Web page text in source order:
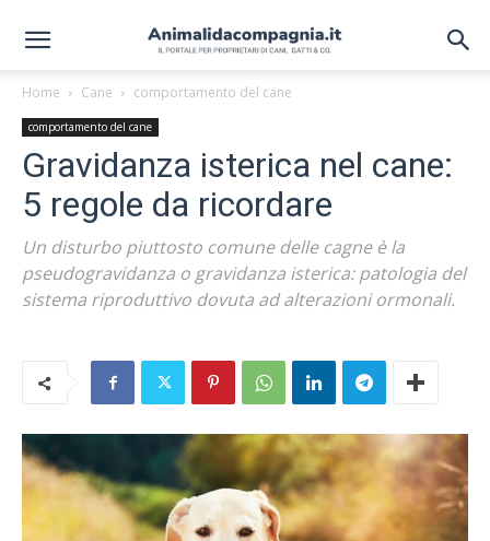
Home Cane comportamento del cane
comportamento del cane
Gravidanza isterica nel cane:
5 regole da ricordare
Un disturbo piuttosto comune delle cagne è la
pseudogravidanza o gravidanza isterica: patologia del
sistema riproduttivo dovuta ad alterazioni ormonali.